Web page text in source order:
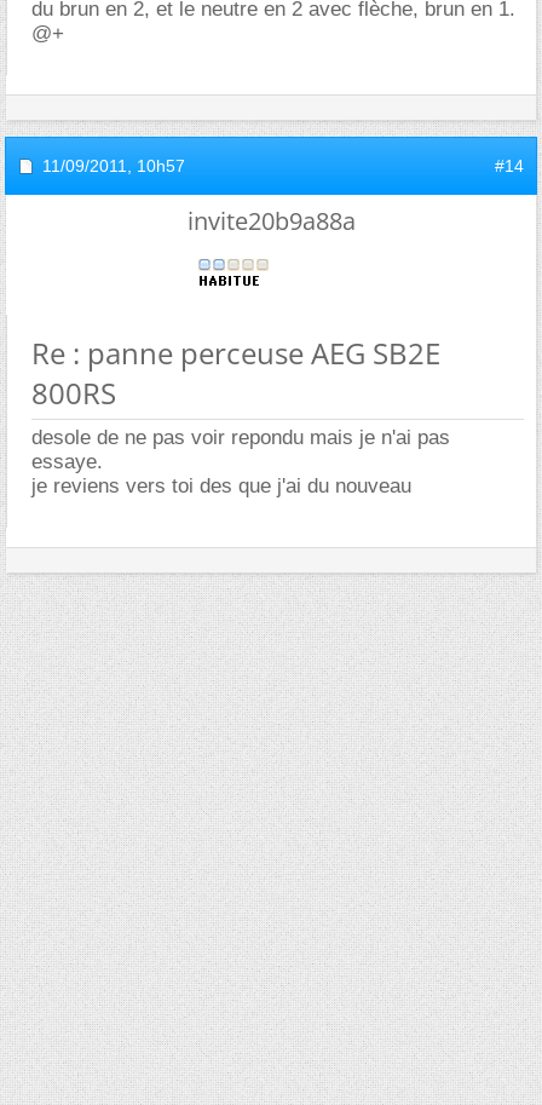
du brun en 2, et le neutre en 2 avec flèche, brun en 1.
@+
11/09/2011, 10h57 #14
invite20b9a88a
Re : panne perceuse AEG SB2E
800RS
desole de ne pas voir repondu mais je n'ai pas
essaye.
je reviens vers toi des que j'ai du nouveau